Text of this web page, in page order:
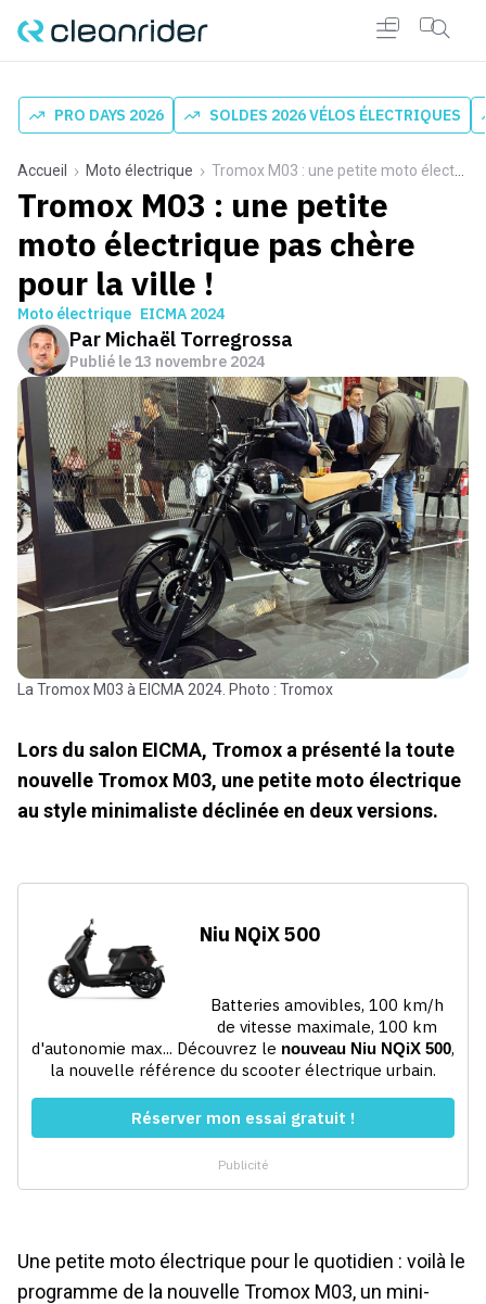
PRO DAYS 2026 SOLDES 2026 VÉLOS ÉLECTRIQUES
Accueil Moto électrique Tromox M03 : une petite moto électrique pas chère pour la ville !
Tromox M03 : une petite
moto électrique pas chère
pour la ville !
Moto électrique EICMA 2024
Par Michaël Torregrossa
Publié le13 novembre 2024
La Tromox M03 à EICMA 2024. Photo : Tromox
Lors du salon EICMA, Tromox a présenté la toute
nouvelle Tromox M03, une petite moto électrique
au style minimaliste déclinée en deux versions.
Une petite moto électrique pour le quotidien : voilà le
programme de la nouvelle Tromox M03, un mini-